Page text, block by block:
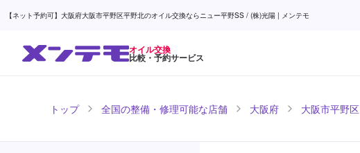
【ネット予約可】大阪府大阪市平野区平野北のオイル交換ならニュー平野SS / (株)光陽 | メンテモ
オイル交換
比較・予約サービス
トップ 全国の整備・修理可能な店舗 大阪府 大阪市平野区